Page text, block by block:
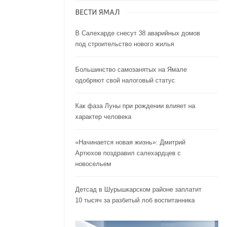
ВЕСТИ ЯМАЛ
В Салехарде снесут 38 аварийных домов
под строительство нового жилья
Большинство самозанятых на Ямале
одобряют свой налоговый статус
Как фаза Луны при рождении влияет на
характер человека
«Начинается новая жизнь»: Дмитрий
Артюхов поздравил салехардцев с
новосельем
Детсад в Шурышкарском районе заплатит
10 тысяч за разбитый лоб воспитанника